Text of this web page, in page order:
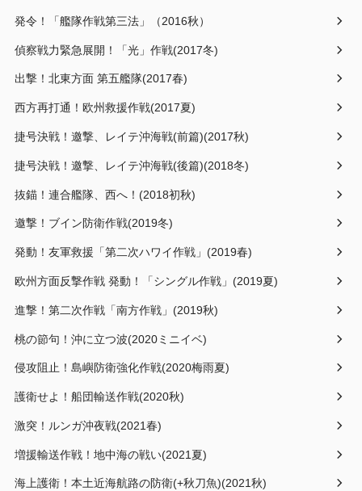
発令！「艦隊作戦第三法」（2016秋）
偵察戦力緊急展開！「光」作戦(2017冬)
出撃！北東方面 第五艦隊(2017春)
西方再打通！欧州救援作戦(2017夏)
捷号決戦！邀撃、レイテ沖海戦(前篇)(2017秋)
捷号決戦！邀撃、レイテ沖海戦(後篇)(2018冬)
抜錨！連合艦隊、西へ！(2018初秋)
邀撃！ブイン防衛作戦(2019冬)
発動！友軍救援「第二次ハワイ作戦」(2019春)
欧州方面反撃作戦 発動！「シングル作戦」(2019夏)
進撃！第二次作戦「南方作戦」(2019秋)
桃の節句！沖に立つ波(2020ミニイベ)
侵攻阻止！島嶼防衛強化作戦(2020梅雨夏)
護衛せよ！船団輸送作戦(2020秋)
激突！ルンガ沖夜戦(2021春)
増援輸送作戦！地中海の戦い(2021夏)
海上護衛！本土近海航路の防衛(+秋刀魚)(2021秋)